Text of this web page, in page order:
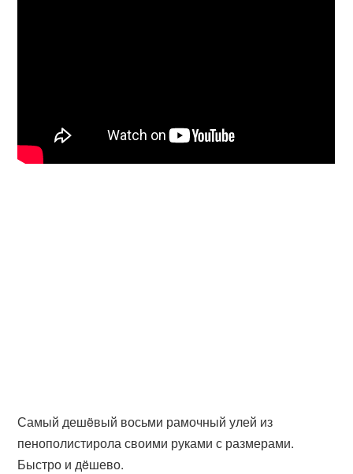
Самый дешëвый восьми рамочный улей из
пенополистирола своими руками с размерами.
Быстро и дëшево.